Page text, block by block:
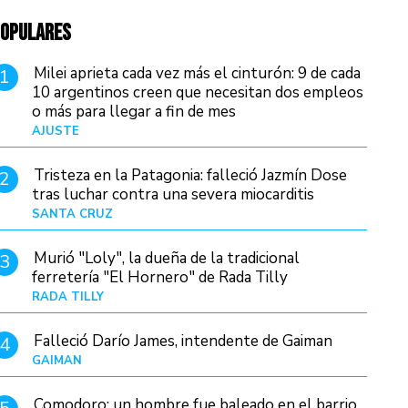
1
Milei aprieta cada vez más el cinturón: 9 de cada
10 argentinos creen que necesitan dos empleos
o más para llegar a fin de mes
AJUSTE
2
Tristeza en la Patagonia: falleció Jazmín Dose
tras luchar contra una severa miocarditis
SANTA CRUZ
3
Murió "Loly", la dueña de la tradicional
ferretería "El Hornero" de Rada Tilly
RADA TILLY
4 Falleció Darío James, intendente de Gaiman
GAIMAN